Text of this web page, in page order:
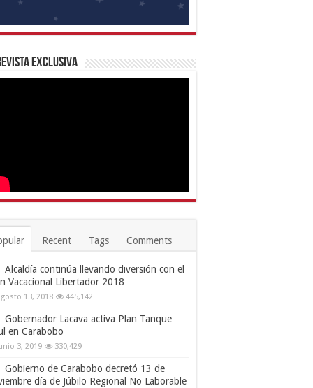
Exclusiva
Recent Tags Comments
Alcaldía continúa llevando diversión con el
Vacacional Libertador 2018
13, 2018 445,142
Gobernador Lacava activa Plan Tanque
en Carabobo
3, 2019 330,429
Gobierno de Carabobo decretó 13 de
día de Júbilo Regional No Laborable